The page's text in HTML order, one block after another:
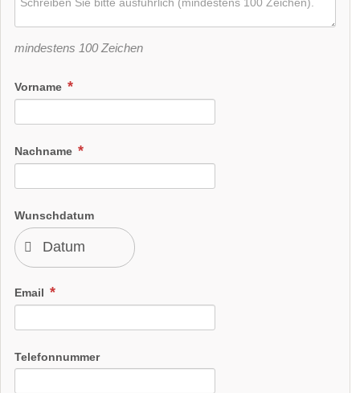
mindestens 100 Zeichen
Vorname
Nachname
Wunschdatum
Email
Telefonnummer